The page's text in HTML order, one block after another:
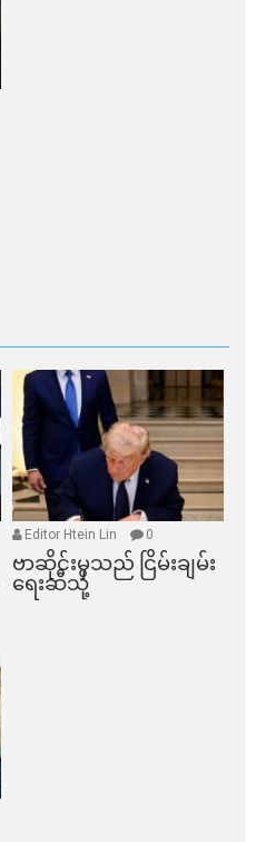
Editor Htein Lin 0
ဗာဆိုင်းမှသည် ငြိမ်းချမ်း
ရေးဆီသို့